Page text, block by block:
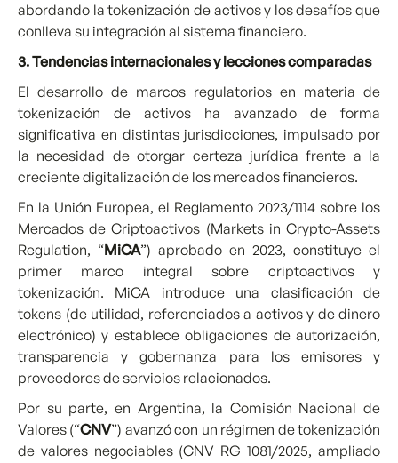
abordando la tokenización de activos y los desafíos que
conlleva su integración al sistema financiero.
3. Tendencias internacionales y lecciones comparadas
El desarrollo de marcos regulatorios en materia de
tokenización de activos ha avanzado de forma
significativa en distintas jurisdicciones, impulsado por
la necesidad de otorgar certeza jurídica frente a la
creciente digitalización de los mercados financieros.
En la Unión Europea, el Reglamento 2023/1114 sobre los
Mercados de Criptoactivos (Markets in Crypto-Assets
Regulation, “MiCA”) aprobado en 2023, constituye el
primer marco integral sobre criptoactivos y
tokenización. MiCA introduce una clasificación de
tokens (de utilidad, referenciados a activos y de dinero
electrónico) y establece obligaciones de autorización,
transparencia y gobernanza para los emisores y
proveedores de servicios relacionados.
Por su parte, en Argentina, la Comisión Nacional de
Valores (“CNV”) avanzó con un régimen de tokenización
de valores negociables (CNV RG 1081/2025, ampliado